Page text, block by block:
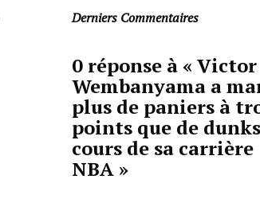
Derniers Commentaires
0 réponse à « Victor
Wembanyama a
plus de paniers à
points que de
cours de sa carrière
NBA »